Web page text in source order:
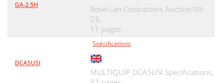
GA-2.5H
Rose-Lan Contractors Auction 09-
23,
11 pages
DCA5USI
Spécifications
MULTIQUIP DCA5USI Specifications,